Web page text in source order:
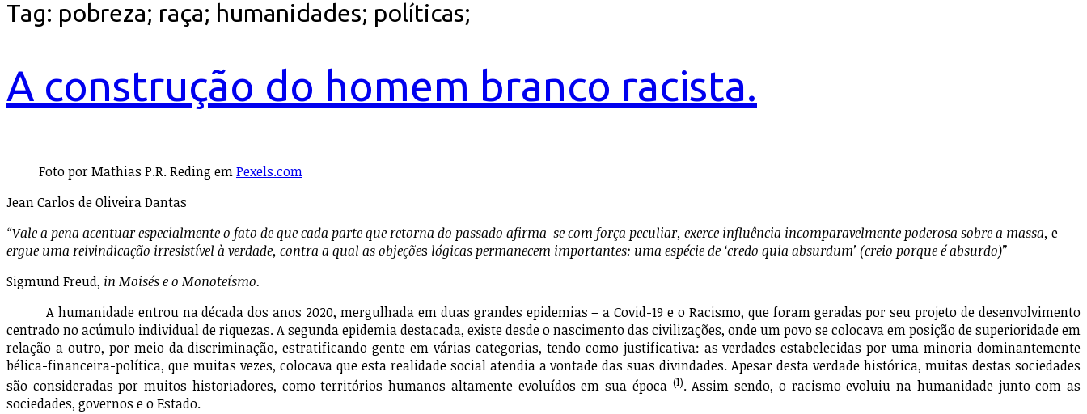
Tag: pobreza; raça; humanidades; políticas;
A construção do homem branco racista.
Foto por Mathias P.R. Reding emPexels.com
Jean Carlos de Oliveira Dantas
“Vale a pena acentuar especialmente o fato de que cada parte que retorna do passado afirma-se com força peculiar, exerce influência incomparavelmente poderosa sobre a massa, e
ergue uma reivindicação irresistível à verdade, contra a qual as objeções lógicas permanecem importantes: uma espécie de ‘credo quia absurdum’ (creio porque é absurdo)”
Sigmund Freud, in Moisés e o Monoteísmo.
A humanidade entrou na década dos anos 2020, mergulhada em duas grandes epidemias – a Covid-19 e o Racismo, que foram geradas por seu projeto de desenvolvimento
centrado no acúmulo individual de riquezas. A segunda epidemia destacada, existe desde o nascimento das civilizações, onde um povo se colocava em posição de superioridade em
relação a outro, por meio da discriminação, estratificando gente em várias categorias, tendo como justificativa: as verdades estabelecidas por uma minoria dominantemente
bélica-financeira-política, que muitas vezes, colocava que esta realidade social atendia a vontade das suas divindades. Apesar desta verdade histórica, muitas destas sociedades
são consideradas por muitos historiadores, como territórios humanos altamente evoluídos em sua época (1). Assim sendo, o racismo evoluiu na humanidade junto com as
sociedades, governos e o Estado.